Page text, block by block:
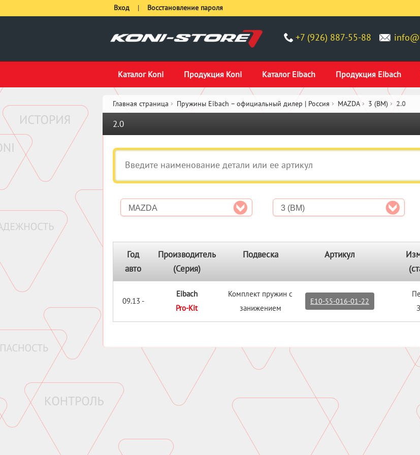
+7 (926) 887-55-88
Каталог Koni Продукция Koni Каталог Eibach Продукция Eibach
Вход | Восстановление пароля
Главная страница Пружины Eibach – официальный дилер | Россия MAZDA 3 (BM) 2.0
2.0
MAZDA 3 (BM)
Год
авто
Производитель
(Серия)
Подвеска Артикул
09.13 -
Eibach
Pro-Kit
Комплект пружин с
занижением
E10-55-016-01-22